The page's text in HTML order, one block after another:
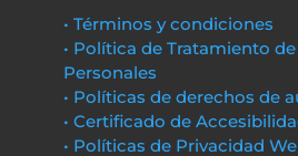
• Términos y condiciones
• Política de Tratamiento
Personales
• Políticas de derechos de
• Certificado de
• Políticas de Privacidad